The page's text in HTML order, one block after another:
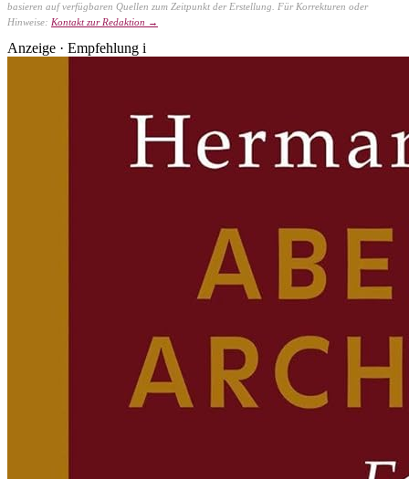
basieren auf verfügbaren Quellen zum Zeitpunkt der Erstellung. Für Korrekturen oder
Hinweise: Kontakt zur Redaktion →
Anzeige · Empfehlung i